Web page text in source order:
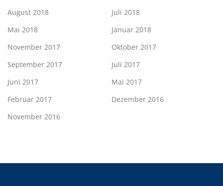
August 2018
Juli 2018
Mai 2018
Januar 2018
November 2017
Oktober 2017
September 2017
Juli 2017
Juni 2017
Mai 2017
Februar 2017
Dezember 2016
November 2016